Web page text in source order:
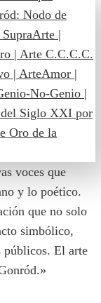
voces que
y lo poético.
que no solo
simbólico,
públicos. El arte